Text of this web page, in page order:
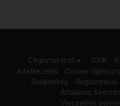
Cégismertető GYIK
Adatkezelés
Cookie
Oldaltérkép
Regisztráció
Általános
Visszaélés